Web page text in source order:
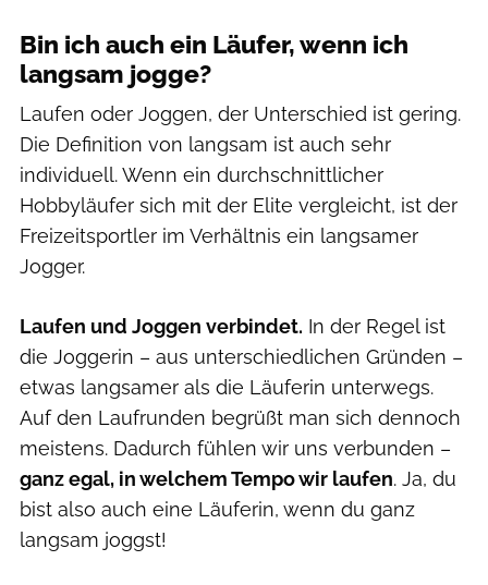
Bin ich auch ein Läufer, wenn ich
langsam jogge?
Laufen oder Joggen, der Unterschied ist gering.
Die Definition von langsam ist auch sehr
individuell. Wenn ein durchschnittlicher
Hobbyläufer sich mit der Elite vergleicht, ist der
Freizeitsportler im Verhältnis ein langsamer
Jogger.
Laufen und Joggen verbindet. In der Regel ist
die Joggerin – aus unterschiedlichen Gründen –
etwas langsamer als die Läuferin unterwegs.
Auf den Laufrunden begrüßt man sich dennoch
meistens. Dadurch fühlen wir uns verbunden –
ganz egal, in welchem Tempo wir laufen. Ja, du
bist also auch eine Läuferin, wenn du ganz
langsam joggst!